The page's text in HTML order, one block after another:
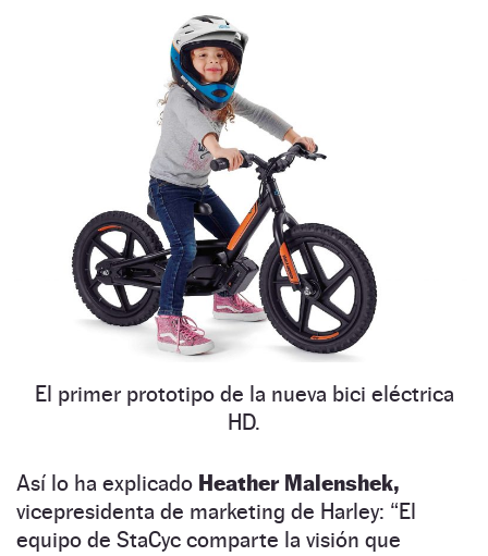
El primer prototipo de la nueva bici eléctrica
HD.
Así lo ha explicado Heather Malenshek,
vicepresidenta de marketing de Harley: “El
equipo de StaCyc comparte la visión que